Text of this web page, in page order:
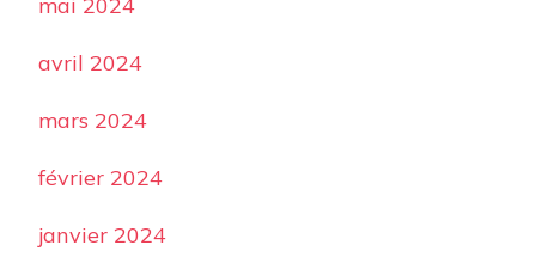
avril 2024
mars 2024
février 2024
janvier 2024